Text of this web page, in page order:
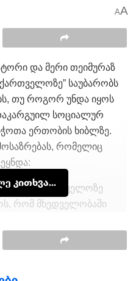
AA
და მერი თეიმურაზ
საუბარობს
თუ როგორ უნდა იყოს
სოციალურ
ერთობის ხიბლზე.
რომელიც
საქართველოზე
რომ მხედველობაში
სკოლები,
რაც შეეხება
კითხვა...